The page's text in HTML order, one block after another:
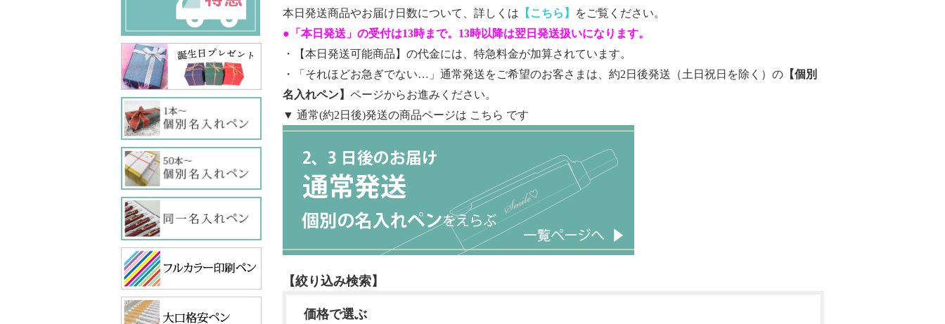
本日発送商品やお届け日数について、詳しくは 【こちら】
をご覧ください。
●「本日発送」の受付は13時まで。13時以降は翌日発送扱いになります。
・【本日発送可能商品 】の代金には、特急料金が加算されています。
・「それほどお急ぎでない…」通常発送をご希望のお客さまは、約2日後発送（土日祝日を除く）の 【個別
名入れペン】 ページからお進みください。
▼ 通常(約2日後)発送の商品ページは こちら です
【絞り込み検索】
価格で選ぶ